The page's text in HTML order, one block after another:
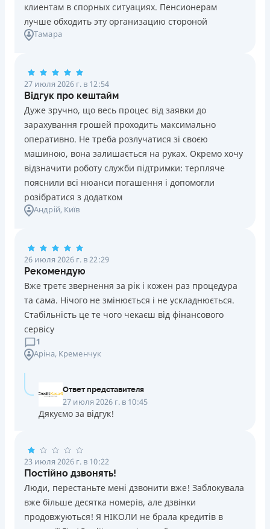
клиентам в спорных ситуациях. Пенсионерам
лучше обходить эту организацию стороной
Тамара
27 июля 2026 г. в 12:54
Відгук про кештайм
Дуже зручно, що весь процес від заявки до
зарахування грошей проходить максимально
оперативно. Не треба розлучатися зі своєю
машиною, вона залишається на руках. Окремо хочу
відзначити роботу служби підтримки: терпляче
пояснили всі нюанси погашення і допомогли
розібратися з додатком
Андрій, Київ
26 июля 2026 г. в 22:29
Рекомендую
Вже третє звернення за рік і кожен раз процедура
та сама. Нічого не змінюється і не ускладнюється.
Стабільність це те чого чекаєш від фінансового
сервісу
1
Аріна, Кременчук
Ответ представителя
27 июля 2026 г. в 10:45
Дякуємо за відгук!
23 июля 2026 г. в 10:22
Постійно дзвонять!
Люди, перестаньте мені дзвонити вже! Заблокувала
вже більше десятка номерів, але дзвінки
продовжуються! Я НІКОЛИ не брала кредитів в